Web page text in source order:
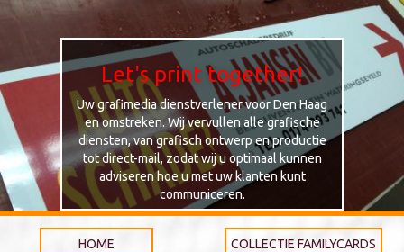
Let's print together!
Uw grafimedia dienstverlener voor Den Haag
en omstreken. Wij vervullen alle grafische
diensten, van grafisch ontwerp en productie
tot direct-mail, zodat wij u optimaal kunnen
adviseren hoe u met uw klanten kunt
communiceren.
HOME COLLECTIE FAMILYCARDS